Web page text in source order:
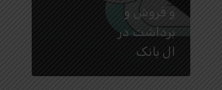
و فروش و
برداشت در
ال بانک